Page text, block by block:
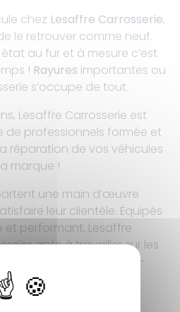
chez Lesaffre Carrosserie,
le retrouver comme neuf.
au fur et à mesure c’est
! Rayures importantes ou
s’occupe de tout.
Lesaffre Carrosserie est
de professionnels formée et
réparation de vos véhicules
marque !
une main d’œuvre
leur clientèle. Équipés
et performant, Lesaffre
apte à travailler sur les
, utilitaires et hauts-de-
entité